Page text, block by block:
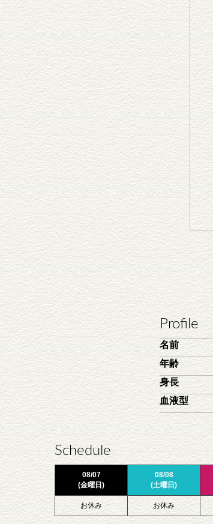
Profile
名前
年齢
身長
血液型
Schedule
08/07
(金曜日)
08/08
(土曜日)
お休み お休み